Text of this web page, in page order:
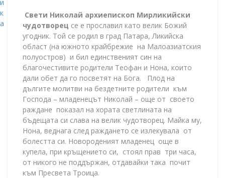
t
Свети Николай архиепископ Мирликийски
чудотворец се е прославил като велик Божий
угодник. Той се родил в град Патара, Ликийска
област (на южното крайбрежие на Малоазиатския
полуостров) и бил единственият син на
благочестивите родители Теофан и Нона, които
дали обет да го посветят на Бога. Плод на
дългите молитви на бездетните родители към
Господа – младенецът Николай – още от своето
раждане показал на хората светлината на
бъдещата си слава на велик чудотворец. Майка му,
Нона, веднага след раждането се излекувала от
болестта си. Новороденият младенец още в
купела, при кръщението си, стоял прав три часа,
от никого не поддържан, отдавайки така почит
към Пресвета Троица.